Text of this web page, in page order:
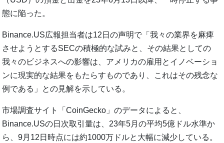
態に陥った。
Binance.US広報担当者は12日の声明で「我々の業界を麻痺
させようとするSECの積極的な試みと、その結果としての
我々のビジネスへの影響は、アメリカの雇用とイノベーショ
ンに現実的な結果をもたらすものであり、これはその残念な
例である」との見解を示している。
市場調査サイト「CoinGecko」のデータによると、
Binance.USの日次取引量は、23年5月の平均5億ドル水準か
ら、9月12日時点には約1000万ドルと大幅に減少している。